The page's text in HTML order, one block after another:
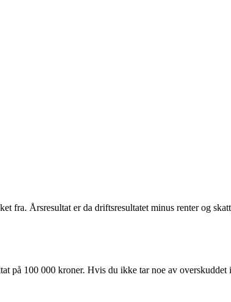
fra. Årsresultat er da driftsresultatet minus renter og
på 100 000 kroner. Hvis du ikke tar noe av